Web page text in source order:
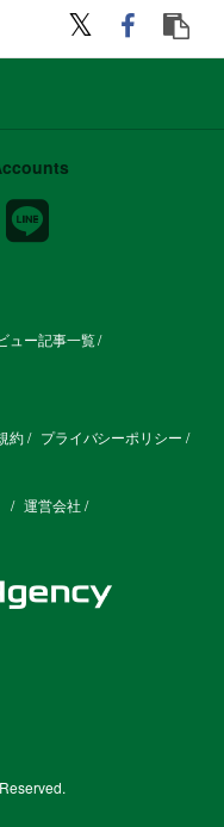
ュー記事一覧
約 プライバシーポリシー
運営会社